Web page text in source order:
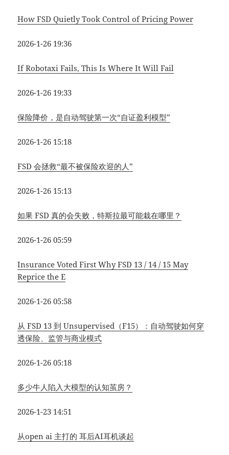
How FSD Quietly Took Control of Pricing Power
2026-1-26 19:36
If Robotaxi Fails, This Is Where It Will Fail
2026-1-26 19:33
保险降价，是自动驾驶第一次“自证盈利模型”
2026-1-26 15:18
FSD 会拯救“最不被保险欢迎的人”
2026-1-26 15:13
如果 FSD 真的会失败，特斯拉最可能栽在哪里？
2026-1-26 05:59
Insurance Voted First Why FSD 13 / 14 / 15 May
Reprice the E
2026-1-26 05:58
从 FSD 13 到 Unsupervised（F15）：自动驾驶如何穿
透保险、监管与商业模式
2026-1-26 05:18
多少牛人陷入大模型的认知茧房？
2026-1-23 14:51
从open ai 主打的 耳后AI耳机谈起